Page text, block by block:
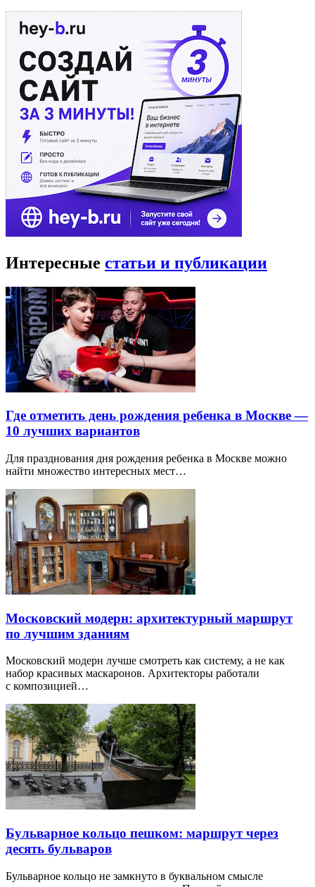
Интересные статьи и публикации
Где отметить день рождения ребенка в Москве —
10 лучших вариантов
Для празднования дня рождения ребенка в Москве можно
найти множество интересных мест…
Московский модерн: архитектурный маршрут
по лучшим зданиям
Московский модерн лучше смотреть как систему, а не как
набор красивых маскаронов. Архитекторы работали
с композицией…
Бульварное кольцо пешком: маршрут через
десять бульваров
Бульварное кольцо не замкнуто в буквальном смысле